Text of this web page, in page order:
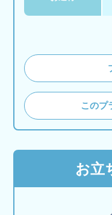
このプ
お立